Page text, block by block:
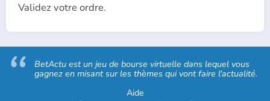
Validez votre ordre.
BetActu est un jeu de bourse virtuelle dans lequel vous
gagnez en misant sur les thèmes qui vont faire l'actualité.
Aide